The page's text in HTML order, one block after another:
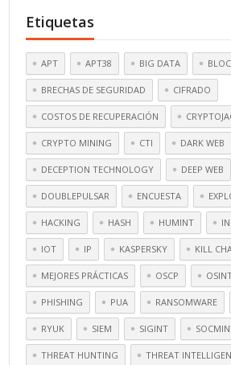
Etiquetas
APT APT38 BIG DATA
BRECHAS DE SEGURIDAD CIFRADO
COSTOS DE RECUPERACIÓN
CRYPTO MINING CTI DARK WEB
DECEPTION TECHNOLOGY DEEP WEB
DOUBLEPULSAR ENCUESTA
HACKING HASH HUMINT
IOT IP KASPERSKY KILL
MEJORES PRÁCTICAS OSCP
PHISHING PUA RANSOMWARE
RYUK SIEM SIGINT
THREAT HUNTING THREAT